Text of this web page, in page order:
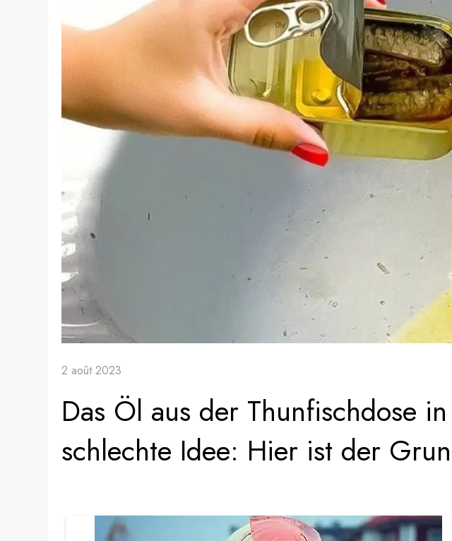
2 août 2023
Das Öl aus der Thunfischdose
schlechte Idee: Hier ist der